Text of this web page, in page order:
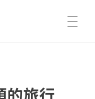
的旅行